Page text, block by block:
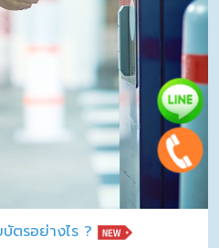
ตรอย่างไร ?